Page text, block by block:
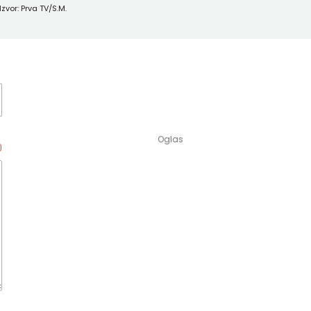
Izvor: Prva TV/S.M.